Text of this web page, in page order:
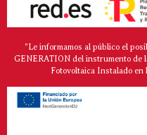
"Le informamos al público el
GENERATION del instrumento de
Fotovoltaica Instalado